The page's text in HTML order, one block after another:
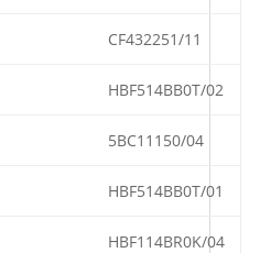
CF432251/11
HBF514BB0T/02
5BC11150/04
HBF514BB0T/01
HBF114BR0K/04